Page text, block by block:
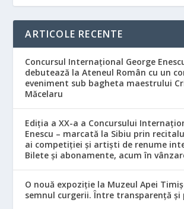
ARTICOLE RECENTE
Concursul Internațional George
debutează la Ateneul Român cu un
eveniment sub bagheta maestrului
Măcelaru
Ediția a XX-a a Concursului
Enescu – marcată la Sibiu prin
ai competiției și artiști de renume
Bilete și abonamente, acum în
O nouă expoziție la Muzeul Apei
semnul curgerii. Între transparență și